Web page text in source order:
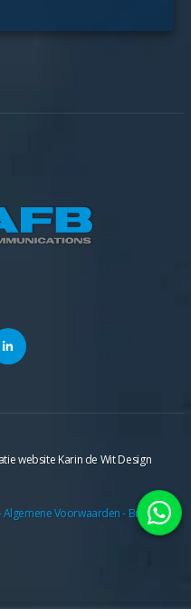
website Karin de Wit Design
Algemene Voorwaarden- Brochure